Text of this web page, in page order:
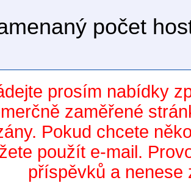
počet
prosím nabídky
zaměřené
Pokud chcete
použít e-mail.
příspěvků a nenese